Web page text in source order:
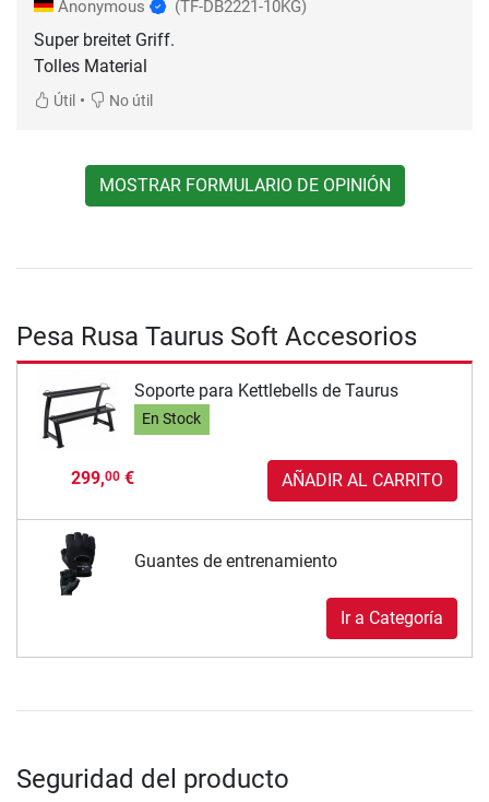
Anonymous (TF-DB2221-10KG)
Super breitet Griff.
Tolles Material
Útil • No útil
MOSTRAR FORMULARIO DE OPINIÓN
Pesa Rusa Taurus Soft Accesorios
Soporte para Kettlebells de Taurus
En Stock
299,00€ AÑADIR AL CARRITO
Guantes de entrenamiento
Ir a Categoría
Seguridad del producto